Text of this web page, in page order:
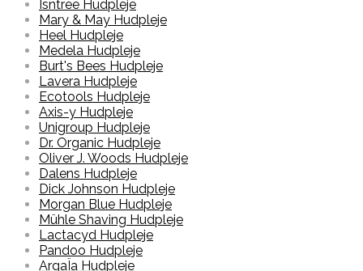
Isntree Hudpleje
Mary & May Hudpleje
Heel Hudpleje
Medela Hudpleje
Burt's Bees Hudpleje
Lavera Hudpleje
Ecotools Hudpleje
Axis-y Hudpleje
Unigroup Hudpleje
Dr. Organic Hudpleje
Oliver J. Woods Hudpleje
Dalens Hudpleje
Dick Johnson Hudpleje
Morgan Blue Hudpleje
Mühle Shaving Hudpleje
Lactacyd Hudpleje
Pandoo Hudpleje
ArgaÏa Hudpleje